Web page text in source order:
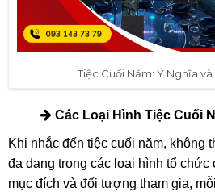
Tiệc Cuối Năm: Ý Nghĩa
Các Loại Hình Tiệc Cuối
Khi nhắc đến tiệc cuối năm, không
đa dạng trong các loại hình tổ chức
mục đích và đối tượng tham gia,